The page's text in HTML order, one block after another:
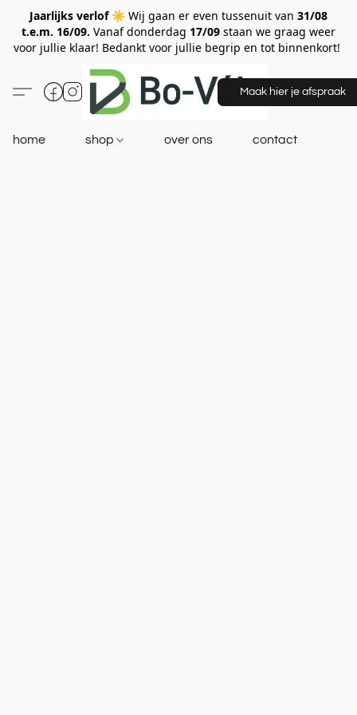
Jaarlijks verlof ☀️ Wij gaan er even tussenuit van 31/08
t.e.m. 16/09. Vanaf donderdag 17/09 staan we graag weer
voor jullie klaar! Bedankt voor jullie begrip en tot binnenkort!
Maak hier je afspraak
home shop over ons contact